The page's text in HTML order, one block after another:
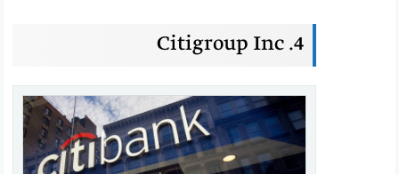
4. Citigroup Inc